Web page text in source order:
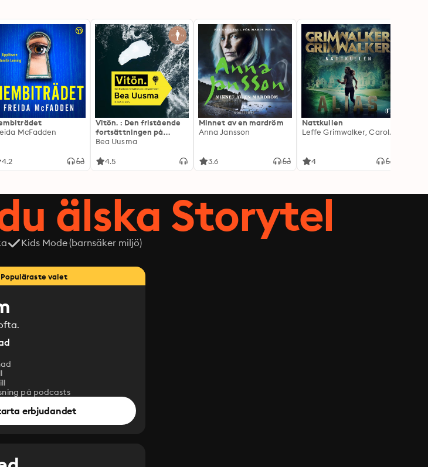
McFadden
4.2
Vitön. : Den fristående
fortsättningen på
Expeditionen
Bea Uusma
4.5
Minnet av en mardröm
Anna Jansson
3.6
Nattkullen
Leffe Grimwalker, Caroline Grimwalker
4
älska Storytel
Kids Mode (barnsäker miljö)
Populäraste valet
på podcasts
erbjudandet